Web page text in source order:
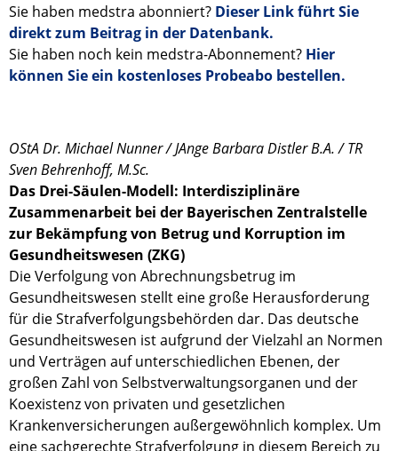
Sie haben medstra abonniert? Dieser Link führt Sie
direkt zum Beitrag in der Datenbank.
Sie haben noch kein medstra-Abonnement? Hier
können Sie ein kostenloses Probeabo bestellen.
OStA Dr. Michael Nunner / JAnge Barbara Distler B.A. / TR
Sven Behrenhoff, M.Sc.
Das Drei-Säulen-Modell: Interdisziplinäre
Zusammenarbeit bei der Bayerischen Zentralstelle
zur Bekämpfung von Betrug und Korruption im
Gesundheitswesen (ZKG)
Die Verfolgung von Abrechnungsbetrug im
Gesundheitswesen stellt eine große Herausforderung
für die Strafverfolgungsbehörden dar. Das deutsche
Gesundheitswesen ist aufgrund der Vielzahl an Normen
und Verträgen auf unterschiedlichen Ebenen, der
großen Zahl von Selbstverwaltungsorganen und der
Koexistenz von privaten und gesetzlichen
Krankenversicherungen außergewöhnlich komplex. Um
eine sachgerechte Strafverfolgung in diesem Bereich zu